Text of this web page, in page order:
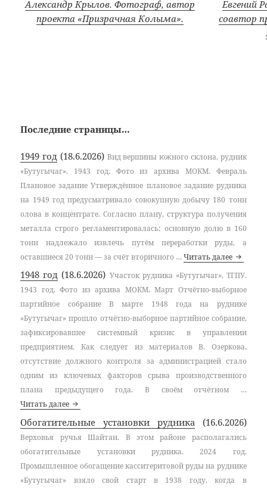
Александр Крылов. Фотограф, автор
проекта «Призрачная Колыма».
Евгений
соавтор
Последние страницы…
1949 год (18.6.2026) Вид вершины южного склона, рудник
«Бутугычаг». 1943 год. Фото из архива МОКМ. Февраль
Плановое задание Утверждённое плановое задание рудника
на 1949 год предусматривало совокупную добычу 180 тонн
олова в концентрате. Согласно плану, структура получения
металла строго регламентировалась: основную долю в 160
тонн надлежало извлечь путём переработки руды, а
оставшиеся 20 тонн — за счёт вторичного …Читать далее 1949 год
1948 год (18.6.2026) Участок рудника «Бутугычаг», ТГПУ.
1943 год. Фото из архива МОКМ. Март Отчётно-выборное
партийное собрание В марте 1948 года на руднике
«Бутугычаг» прошло отчётно-выборное партийное собрание,
зафиксировавшее системный кризис в управлении
предприятием. Как следует из материалов В. Озеркова,
отсутствие должного контроля за администрацией стало
одним из ключевых факторов срыва производственного
плана предыдущего года. В своём отчётном …
Читать далее 1948 год
Обогатительные установки рудника (16.6.2026)
Верховья ручья Шайтан. В этом районе располагались
обогатительные установки рудника. 2024 год.
Промышленное обогащение касситеритовой руды на руднике
«Бутугычаг» взяло свой старт в 1938 году, когда в